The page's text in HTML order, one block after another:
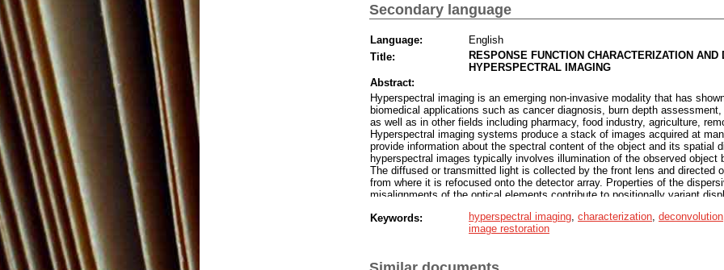
pa predlagamo in ovrednotimo kalibracijski objekt, ki nam omogoča
Secondary language
Language:
English
Title:
RESPONSE FUNCTION CHARACTERIZATION AND
HYPERSPECTRAL IMAGING
Abstract:
Hyperspectral imaging is an emerging non-invasive modality that has
biomedical applications such as cancer diagnosis, burn depth
as well as in other fields including pharmacy, food industry, agriculture,
Hyperspectral imaging systems produce a stack of images acquired at
provide information about the spectral content of the object and its spatial
hyperspectral images typically involves illumination of the observed object
The diffused or transmitted light is collected by the front lens and directed
from where it is refocused onto the detector array. Properties of the
misalignments of the optical elements contribute to positionally variant
acquired in four different ways: whiskbroom, pushbroom, staring and
of whiskbroom and pushbroom systems, hyperspectral image is formed by
simultaneous acquisition of the spatial and spectral information.
Keywords: hyperspectral imaging characterization deconvolution
image restoration